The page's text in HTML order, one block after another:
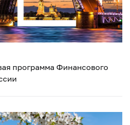
программа Финансового